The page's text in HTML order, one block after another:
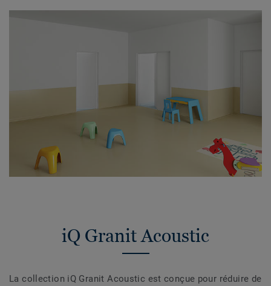
iQ Granit Acoustic
La collection iQ Granit Acoustic est conçue pour réduire de